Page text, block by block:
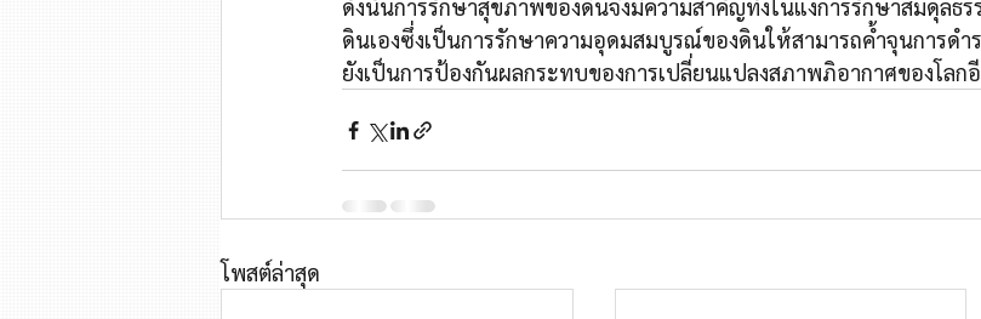
ดังนั้นการรักษาสุขภาพของดินจึงมีความสำคัญทั้งในแง่การรักษาสมดุลธ
ดินเองซึ่งเป็นการรักษาความอุดมสมบูรณ์ของดินให้สามารถค้ำจุนการดำ
ยังเป็นการป้องกันผลกระทบของการเปลี่ยนแปลงสภาพภิอากาศของโลก
โพสต์ล่าสุด